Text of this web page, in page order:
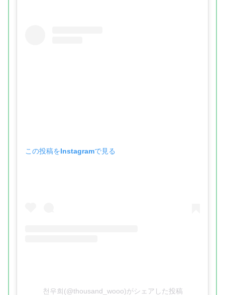
この投稿をInstagramで見る
천우희(@thousand_wooo)がシェアした投稿